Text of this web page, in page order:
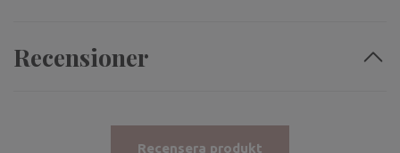
Recensioner
Recensera produkt